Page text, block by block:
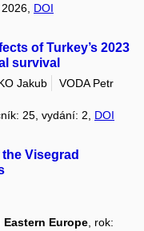
2026, DOI
of Turkey’s 2023
survival
Jakub
VODA Petr
25, vydání: 2, DOI
Visegrad
Europe , rok: